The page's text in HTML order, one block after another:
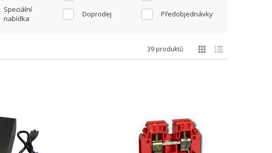
Speciální
nabídka
Doprodej Předobjednávky
39 produktů